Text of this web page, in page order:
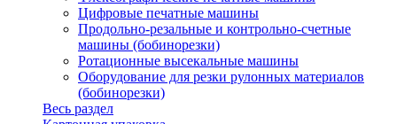
Цифровые печатные машины
Продольно-резальные и контрольно-счетные
машины (бобинорезки)
Ротационные высекальные машины
Оборудование для резки рулонных материалов
(бобинорезки)
Весь раздел